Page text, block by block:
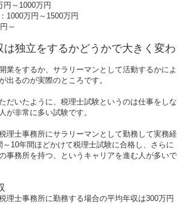
円～1000万円
1000万円～1500万円
～
独立をするかどうかで大きく変わ
業をするか、サラリーマンとして活動するかによ
出るのが実際のところです。
だいたように、税理士試験というのは仕事をしな
が非常に多い試験です。
理士事務所にサラリーマンとして勤務して実務経
10年間ほどかけて税理士試験に合格し、さらに
事務所を持つ、というキャリアを進む人が多いで
理士事務所に勤務する場合の平均年収は300万円